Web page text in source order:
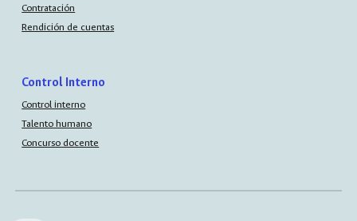
Contratación
Rendición de cuentas
Control Interno
Control interno
Talento humano
Concurso docente